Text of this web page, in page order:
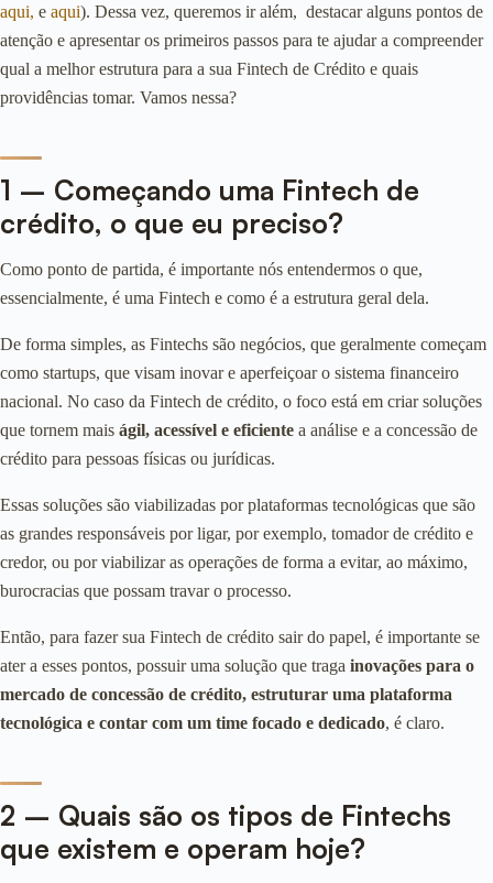
aqui, e aqui). Dessa vez, queremos ir além, destacar alguns pontos de
atenção e apresentar os primeiros passos para te ajudar a compreender
qual a melhor estrutura para a sua Fintech de Crédito e quais
providências tomar. Vamos nessa?
1 – Começando uma Fintech de
crédito, o que eu preciso?
Como ponto de partida, é importante nós entendermos o que,
essencialmente, é uma Fintech e como é a estrutura geral dela.
De forma simples, as Fintechs são negócios, que geralmente começam
como startups, que visam inovar e aperfeiçoar o sistema financeiro
nacional. No caso da Fintech de crédito, o foco está em criar soluções
que tornem mais ágil, acessível e eficiente a análise e a concessão de
crédito para pessoas físicas ou jurídicas.
Essas soluções são viabilizadas por plataformas tecnológicas que são
as grandes responsáveis por ligar, por exemplo, tomador de crédito e
credor, ou por viabilizar as operações de forma a evitar, ao máximo,
burocracias que possam travar o processo.
Então, para fazer sua Fintech de crédito sair do papel, é importante se
ater a esses pontos, possuir uma solução que traga inovações para o
mercado de concessão de crédito, estruturar uma plataforma
tecnológica e contar com um time focado e dedicado, é claro.
2 – Quais são os tipos de Fintechs
que existem e operam hoje?